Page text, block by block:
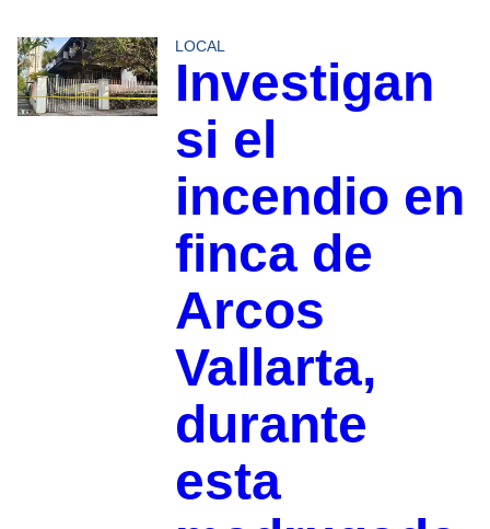
LOCAL
Investigan
si el
incendio en
finca de
Arcos
Vallarta,
durante
esta